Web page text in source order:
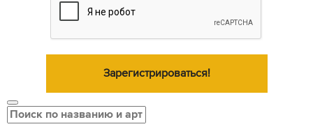
Зарегистрироваться!